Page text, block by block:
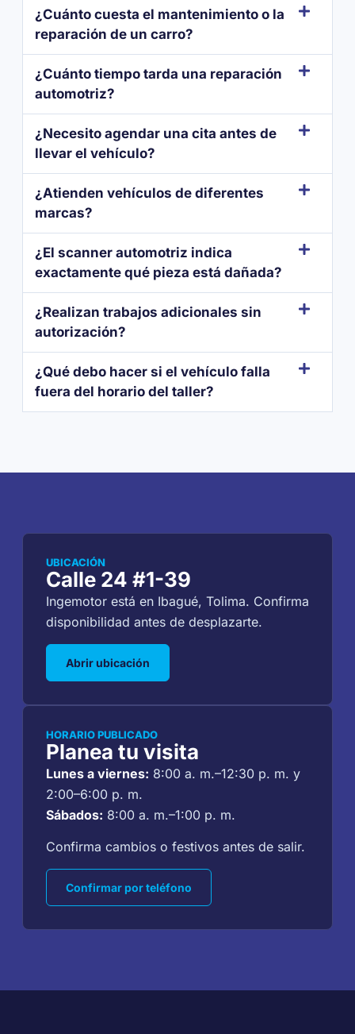
¿Cuánto cuesta el mantenimiento o la
reparación de un carro?
¿Cuánto tiempo tarda una reparación
automotriz?
¿Necesito agendar una cita antes de
llevar el vehículo?
¿Atienden vehículos de diferentes
marcas?
¿El scanner automotriz indica
exactamente qué pieza está dañada?
¿Realizan trabajos adicionales sin
autorización?
¿Qué debo hacer si el vehículo falla
fuera del horario del taller?
UBICACIÓN
Calle 24 #1-39
Ingemotor está en Ibagué, Tolima. Confirma
disponibilidad antes de desplazarte.
Abrir ubicación
HORARIO PUBLICADO
Planea tu visita
Lunes a viernes: 8:00 a. m.–12:30 p. m. y
2:00–6:00 p. m.
Sábados: 8:00 a. m.–1:00 p. m.
Confirma cambios o festivos antes de salir.
Confirmar por teléfono